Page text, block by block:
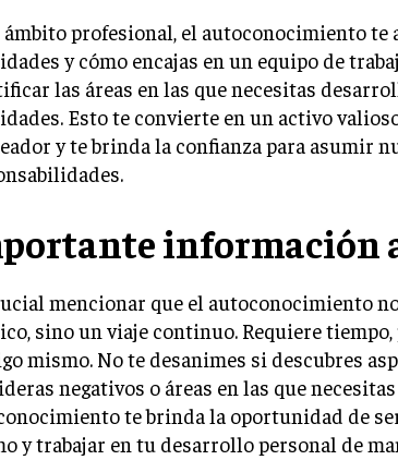
ámbito profesional, el autoconocimiento te
y cómo encajas en un equipo de
las áreas en las que necesitas
Esto te convierte en un activo
y te brinda la confianza para asumir
información
mencionar que el autoconocimiento
sino un viaje continuo. Requiere
mismo. No te desanimes si descubres
negativos o áreas en las que
te brinda la oportunidad de
y trabajar en tu desarrollo personal de